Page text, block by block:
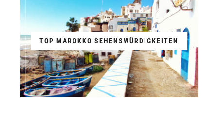
TOP MAROKKO SEHENSWÜRDIGKEITEN